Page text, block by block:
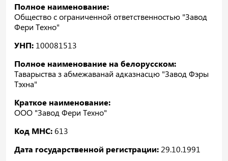
Полное наименование:
Общество с ограниченной ответственностью "Завод
Фери Техно"
УНП: 100081513
Полное наименование на белорусском:
Таварыства з абмежаванай адказнасцю "Завод Фэры
Тэхна"
Краткое наименование:
ООО "Завод Фери Техно"
Код МНС:613
Дата государственной регистрации: 29.10.1991